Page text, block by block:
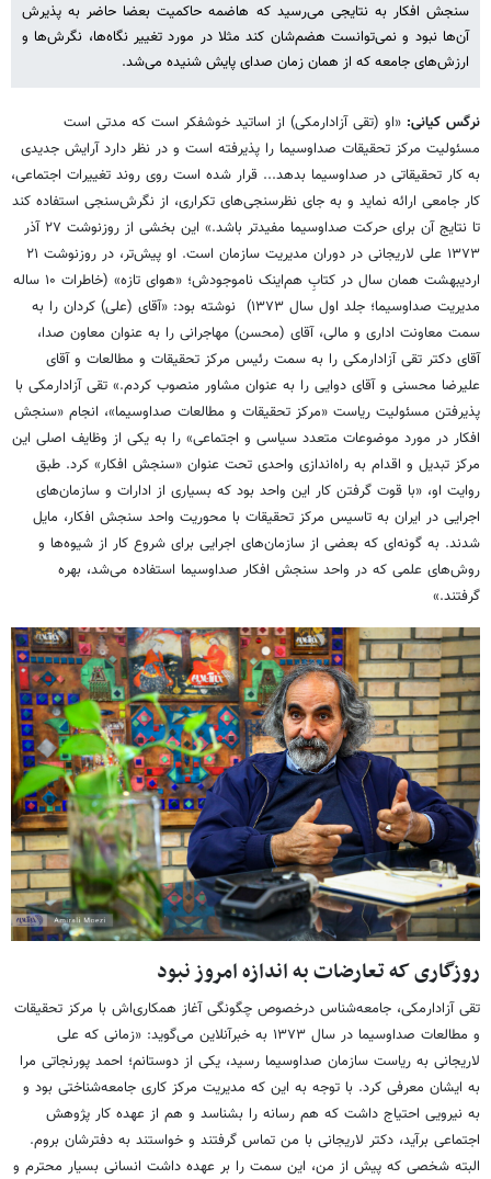
سنجش افکار به نتایجی می‌رسید که هاضمه حاکمیت بعضا حاضر به پذیرش
آن‌ها نبود و نمی‌توانست هضم‌شان کند مثلا در مورد تغییر نگاه‌ها، نگرش‌ها و
ارزش‌های جامعه که از همان زمان صدای پایش شنیده می‌شد.
نرگس کیانی: «او (تقی آزادارمکی) از اساتید خوشفکر است که مدتی است
مسئولیت مرکز تحقیقات صداوسیما را پذیرفته است و در نظر دارد آرایش جدیدی
به کار تحقیقاتی در صداوسیما بدهد... قرار شده است روی روند تغییرات اجتماعی،
کار جامعی ارائه نماید و به جای نظرسنجی‌های تکراری، از نگرش‌سنجی استفاده کند
تا نتایج آن برای حرکت صداوسیما مفیدتر باشد.» این بخشی از روزنوشت ۲۷ آذر
۱۳۷۳ علی لاریجانی در دوران مدیریت سازمان است. او پیش‌تر، در روزنوشت ۲۱
اردیبهشت همان سال در کتابِ هم‌اینک ناموجودش؛ «هوای تازه» (خاطرات ۱۰ ساله
مدیریت صداوسیما؛ جلد اول سال ۱۳۷۳) نوشته بود: «آقای (علی) کردان را به
سمت معاونت اداری و مالی، آقای (محسن) مهاجرانی را به عنوان معاون صدا،
آقای دکتر تقی آزادارمکی را به سمت رئیس مرکز تحقیقات و مطالعات و آقای
علیرضا محسنی و آقای دوایی را به عنوان مشاور منصوب کردم.» تقی آزادارمکی با
پذیرفتن مسئولیت ریاست «مرکز تحقیقات و مطالعات صداوسیما»، انجام «سنجش
افکار در مورد موضوعات متعدد سیاسی و اجتماعی» را به یکی از وظایف اصلی این
مرکز تبدیل و اقدام به راه‌اندازی واحدی تحت عنوان «سنجش افکار» کرد. طبق
روایت او، «با قوت گرفتن کار این واحد بود که بسیاری از ادارات و سازمان‌های
اجرایی در ایران به تاسیس مرکز تحقیقات با محوریت واحد سنجش افکار، مایل
شدند. به گونه‌ای که بعضی از سازمان‌های اجرایی برای شروع کار از شیوه‌ها و
روش‌های علمی که در واحد سنجش افکار صداوسیما استفاده می‌شد، بهره
گرفتند.»
روزگاری که تعارضات به اندازه امروز نبود
تقی آزادارمکی، جامعه‌شناس درخصوص چگونگی آغاز همکاری‌اش با مرکز تحقیقات
و مطالعات صداوسیما در سال ۱۳۷۳ به خبرآنلاین می‌گوید: «زمانی که علی
لاریجانی به ریاست سازمان صداوسیما رسید، یکی از دوستانم؛ احمد پورنجاتی مرا
به ایشان معرفی کرد. با توجه به این که مدیریت مرکز کاری جامعه‌شناختی بود و
به نیرویی احتیاج داشت که هم رسانه را بشناسد و هم از عهده کار پژوهش
اجتماعی برآید، دکتر لاریجانی با من تماس گرفتند و خواستند به دفترشان بروم.
البته شخصی که پیش از من، این سمت را بر عهده داشت انسانی بسیار محترم و